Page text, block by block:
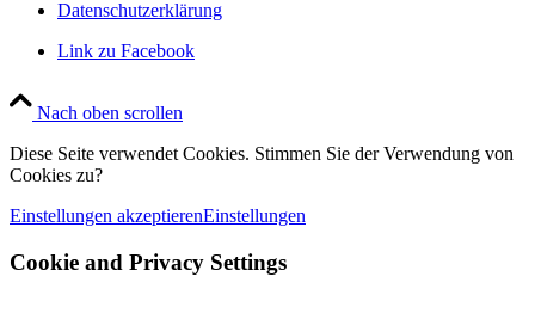
Datenschutzerklärung
Link zu Facebook
Nach oben scrollen
Diese Seite verwendet Cookies. Stimmen Sie der Verwendung von
Cookies zu?
Einstellungen akzeptierenEinstellungen
Cookie and Privacy Settings